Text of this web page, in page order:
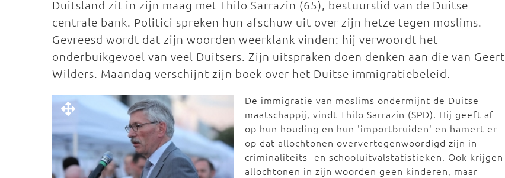
Duitsland zit in zijn maag met Thilo Sarrazin (65), bestuurslid van de Duitse
centrale bank. Politici spreken hun afschuw uit over zijn hetze tegen moslims.
Gevreesd wordt dat zijn woorden weerklank vinden: hij verwoordt het
onderbuikgevoel van veel Duitsers. Zijn uitspraken doen denken aan die van Geert
Wilders. Maandag verschijnt zijn boek over het Duitse immigratiebeleid.
De immigratie van moslims ondermijnt de Duitse
maatschappij, vindt Thilo Sarrazin (SPD). Hij geeft af
op hun houding en hun 'importbruiden' en hamert er
op dat allochtonen oververtegenwoordigd zijn in
criminaliteits- en schooluitvalstatistieken. Ook krijgen
allochtonen in zijn woorden geen kinderen, maar